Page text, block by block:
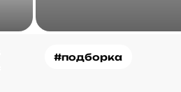
#подборка